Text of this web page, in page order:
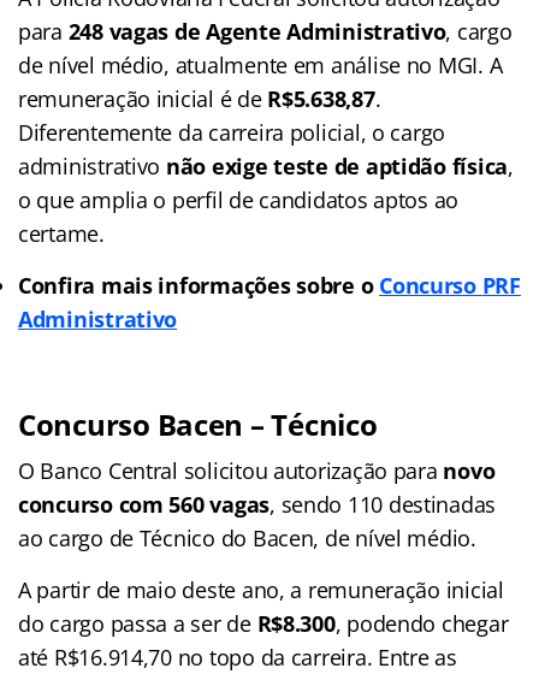
para 248 vagas de Agente Administrativo, cargo
de nível médio, atualmente em análise no MGI. A
remuneração inicial é de R$5.638,87.
Diferentemente da carreira policial, o cargo
administrativo não exige teste de aptidão física,
o que amplia o perfil de candidatos aptos ao
certame.
Confira mais informações sobre o Concurso PRF
Administrativo
Concurso Bacen – Técnico
O Banco Central solicitou autorização para novo
concurso com 560 vagas, sendo 110 destinadas
ao cargo de Técnico do Bacen, de nível médio.
A partir de maio deste ano, a remuneração inicial
do cargo passa a ser de R$8.300, podendo chegar
até R$16.914,70 no topo da carreira. Entre as